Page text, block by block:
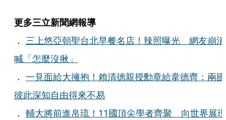
更多三立新聞網報導
． 三上悠亞朝聖台北早餐名店！辣照曝光 網友崩潰
喊「怎麼沒揪」
． 一見面給大擁抱！賴清德親授勳章給韋德齊：兩國
彼此深知自由得來不易
． 輔大將前進帛琉！11國頂尖學者齊聚 向世界展現